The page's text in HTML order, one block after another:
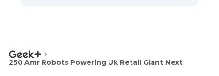
250 Amr Robots Powering Uk Retail Giant Next